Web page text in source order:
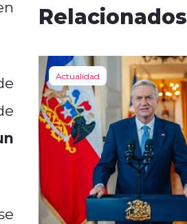
Relacionados
Actualidad